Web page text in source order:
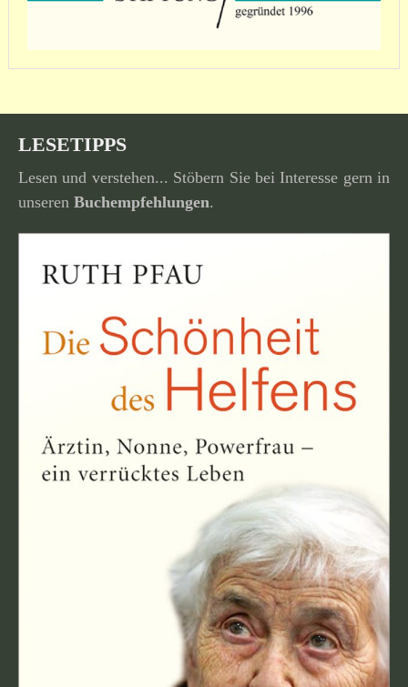
LESETIPPS
Lesen und verstehen... Stöbern Sie bei Interesse gern in
unseren Buchempfehlungen.